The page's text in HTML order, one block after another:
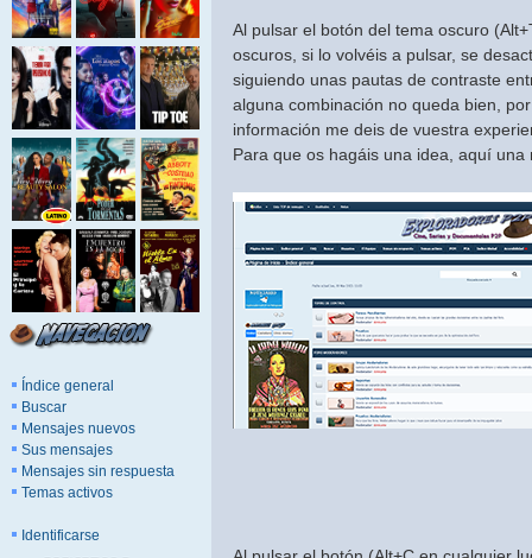
Índice general
Buscar
Mensajes nuevos
Sus mensajes
Mensajes sin respuesta
Temas activos
Identificarse
Al pulsar el botón del tema oscuro
oscuros, si lo volvéis a pulsar, se
siguiendo unas pautas de contraste
alguna combinación no queda bien,
información me deis de vuestra
Para que os hagáis una idea, aquí